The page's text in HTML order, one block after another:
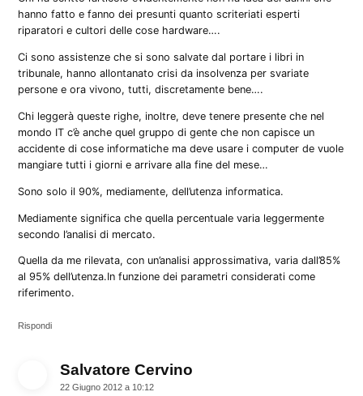
hanno fatto e fanno dei presunti quanto scriteriati esperti
riparatori e cultori delle cose hardware….
Ci sono assistenze che si sono salvate dal portare i libri in
tribunale, hanno allontanato crisi da insolvenza per svariate
persone e ora vivono, tutti, discretamente bene….
Chi leggerà queste righe, inoltre, deve tenere presente che nel
mondo IT c’è anche quel gruppo di gente che non capisce un
accidente di cose informatiche ma deve usare i computer de vuole
mangiare tutti i giorni e arrivare alla fine del mese…
Sono solo il 90%, mediamente, dell’utenza informatica.
Mediamente significa che quella percentuale varia leggermente
secondo l’analisi di mercato.
Quella da me rilevata, con un’analisi approssimativa, varia dall’85%
al 95% dell’utenza.In funzione dei parametri considerati come
riferimento.
Rispondi
Salvatore Cervino
22 Giugno 2012 a 10:12